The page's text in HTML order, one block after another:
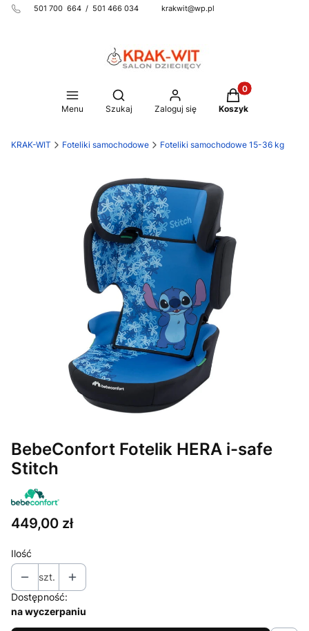
501 700 664 / 501 466 034 krakwit@wp.pl
Menu
Otwórz wyszukiwarkę
Szukaj Zaloguj się
Produkty w
Koszyk
KRAK-WIT Foteliki samochodowe Foteliki samochodowe 15-36 kg
BebeConfort Fotelik HERA i-safe
Stitch
Cena
449,00 zł
Ilość
szt.
Dostępność:
na wyczerpaniu